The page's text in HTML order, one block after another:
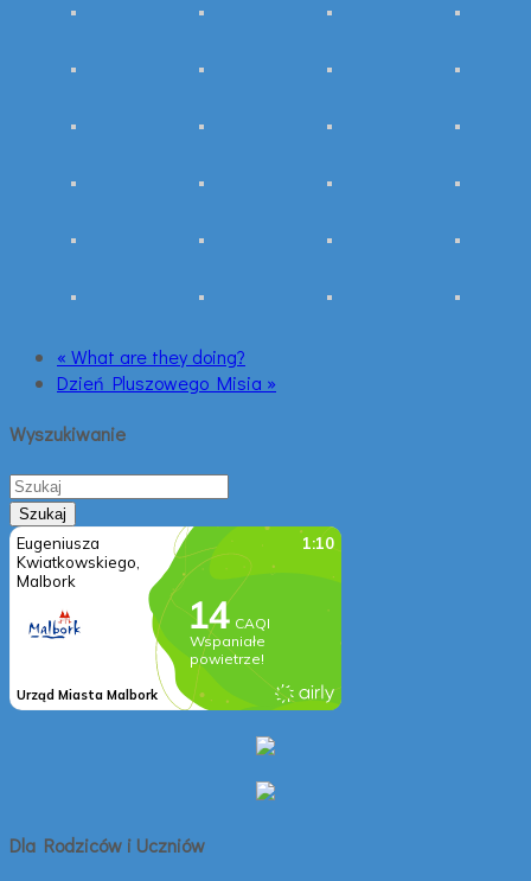
« What are they doing?
Dzień Pluszowego Misia »
Wyszukiwanie
Dla Rodziców i Uczniów